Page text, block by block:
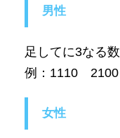
男性
足してに3なる数
例：1110 2100
女性